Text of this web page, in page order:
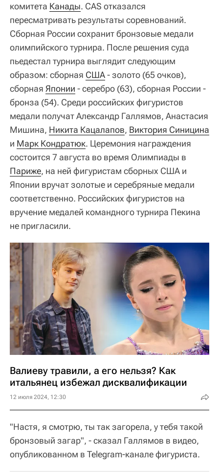
комитета Канады. CAS отказался
пересматривать результаты соревнований.
Сборная России сохранит бронзовые медали
олимпийского турнира. После решения суда
пьедестал турнира выглядит следующим
образом: сборная США- золото (65 очков),
сборная Японии - серебро (63), сборная России -
бронза (54). Среди российских фигуристов
медали получат Александр Галлямов, Анастасия
Мишина, Никита Кацалапов, Виктория Синицина
и Марк Кондратюк. Церемония награждения
состоится 7 августа во время Олимпиады в
Париже, на ней фигуристам сборных США и
Японии вручат золотые и серебряные медали
соответственно. Российских фигуристов на
вручение медалей командного турнира Пекина
не пригласили.
Валиеву травили, а его нельзя? Как
итальянец избежал дисквалификации
12 июля 2024, 12:30
"Настя, я смотрю, ты так загорела, у тебя такой
бронзовый загар", - сказал Галлямов в видео,
опубликованном в Telegram-канале фигуриста.